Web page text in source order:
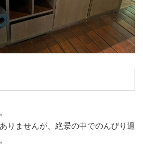
りませんが、絶景の中でのんびり過